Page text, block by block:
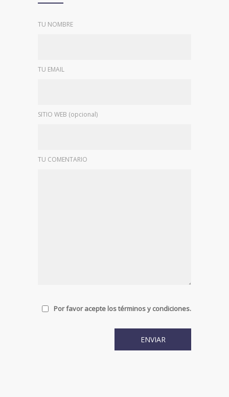
TU NOMBRE
TU EMAIL
SITIO WEB (opcional)
TU COMENTARIO
Por favor acepte los términos y condiciones.